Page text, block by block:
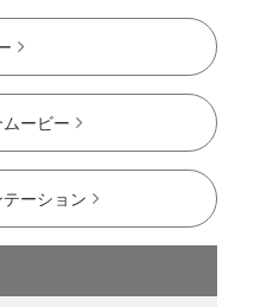
ービー
ーション